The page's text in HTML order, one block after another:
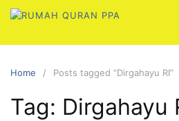
Skip
content
Home Posts tagged “Dirgahayu RI”
Tag: Dirgahayu